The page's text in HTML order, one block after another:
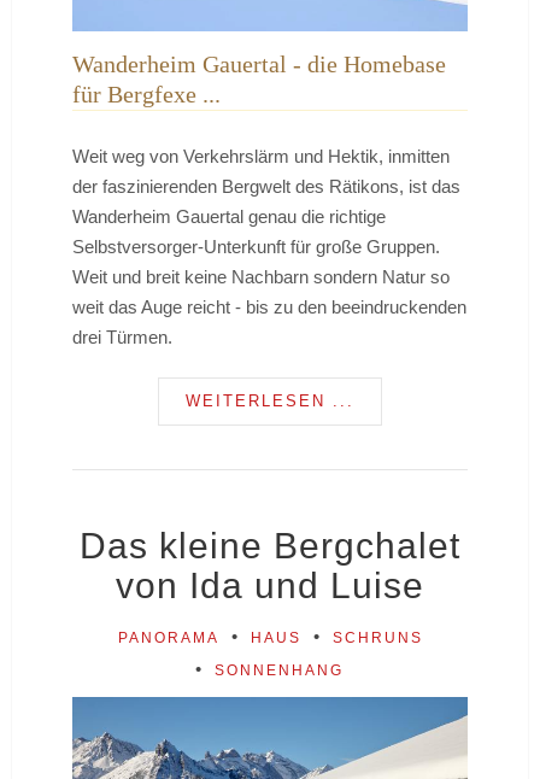
Wanderheim Gauertal - die Homebase
für Bergfexe ...
Weit weg von Verkehrslärm und Hektik, inmitten
der faszinierenden Bergwelt des Rätikons, ist das
Wanderheim Gauertal genau die richtige
Selbstversorger-Unterkunft für große Gruppen.
Weit und breit keine Nachbarn sondern Natur so
weit das Auge reicht - bis zu den beeindruckenden
drei Türmen.
WEITERLESEN ...
Das kleine Bergchalet
von Ida und Luise
PANORAMA HAUS
SCHRUNS
SONNENHANG